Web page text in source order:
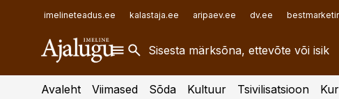
imelineteadus.ee kalastaja.ee aripaev.ee dv.ee
finantsuudised.ee
aritehnoloogia.ee
toostusuudised.ee
Avaleht Viimased Sõda Kultuur Tsivilisatsioon